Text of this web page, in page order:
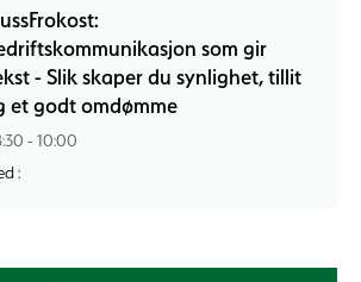
som gir
- Slik skaper du synlighet, tillit
et godt omdømme
- 10:00
: